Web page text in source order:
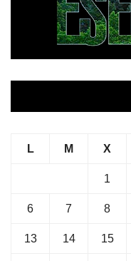
L M X
1
6 7 8
13 14 15